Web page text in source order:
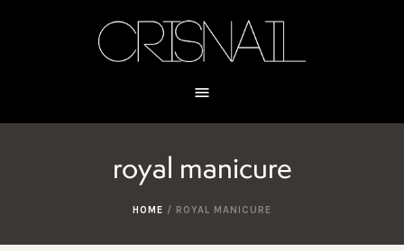
royal manicure
HOME / ROYAL MANICURE